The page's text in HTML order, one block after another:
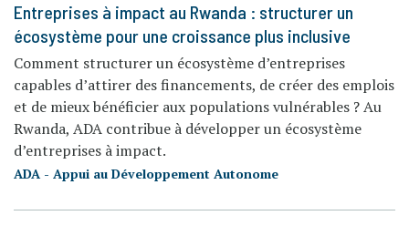
Entreprises à impact au Rwanda : structurer un
écosystème pour une croissance plus inclusive
Comment structurer un écosystème d’entreprises
capables d’attirer des financements, de créer des emplois
et de mieux bénéficier aux populations vulnérables ? Au
Rwanda, ADA contribue à développer un écosystème
d’entreprises à impact.
ADA - Appui au Développement Autonome